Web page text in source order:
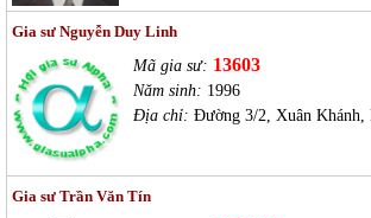
Gia sư Nguyễn Duy Linh
Mã gia sư: 13603
Năm sinh: 1996
Địa chỉ: Đường 3/2, Xuân Khánh,
Gia sư Trần Văn Tín